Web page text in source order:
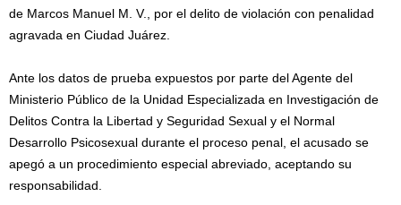
de Marcos Manuel M. V., por el delito de violación con penalidad
agravada en Ciudad Juárez.
Ante los datos de prueba expuestos por parte del Agente del
Ministerio Público de la Unidad Especializada en Investigación de
Delitos Contra la Libertad y Seguridad Sexual y el Normal
Desarrollo Psicosexual durante el proceso penal, el acusado se
apegó a un procedimiento especial abreviado, aceptando su
responsabilidad.